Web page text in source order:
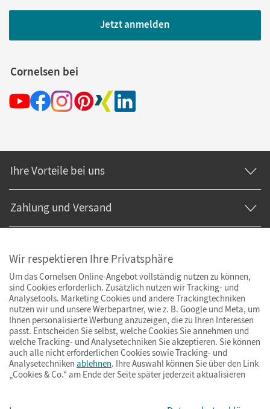
Jetzt anmelden
Cornelsen bei
Ihre Vorteile bei uns
Zahlung und Versand
ImpressumAGBDatenschutzBarrierefreiheitCookies & Co.
Wir respektieren Ihre Privatsphäre
Um das Cornelsen Online-Angebot vollständig nutzen zu können,
sind Cookies erforderlich. Zusätzlich nutzen wir Tracking- und
Analysetools. Marketing Cookies und andere Trackingtechniken
nutzen wir und unsere Werbepartner, wie z. B. Google und Meta, um
Ihnen personalisierte Werbung anzuzeigen, die zu Ihren Interessen
passt. Entscheiden Sie selbst, welche Cookies Sie annehmen und
welche Tracking- und Analysetechniken Sie akzeptieren. Sie können
auch alle nicht erforderlichen Cookies sowie Tracking- und
Analysetechniken ablehnen. Ihre Auswahl können Sie über den Link
„Cookies & Co.“ am Ende der Seite später jederzeit aktualisieren